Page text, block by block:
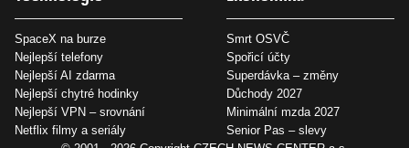
SpaceX na burze
Nejlepší telefony
Nejlepší AI zdarma
Nejlepší chytré hodinky
Nejlepší VPN – srovnání
Netflix filmy a seriály
Smrt OSVČ
Spořicí účty
Superdávka – změny
Důchody 2027
Minimální mzda 2027
Senior Pas – slevy